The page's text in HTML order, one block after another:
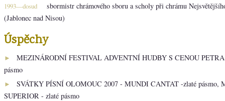
1993—dosud
sbormistr chrámového sboru a scholy při chrámu
(Jablonec nad Nisou)
Úspěchy
►
MEZINÁRODNÍ FESTIVAL ADVENTNÍ HUDBY S CENOU
pásmo
►
SVÁTKY PÍSNÍ OLOMOUC 2007 - MUNDI CANTAT -zlaté pásmo,
SUPERIOR - zlaté pásmo